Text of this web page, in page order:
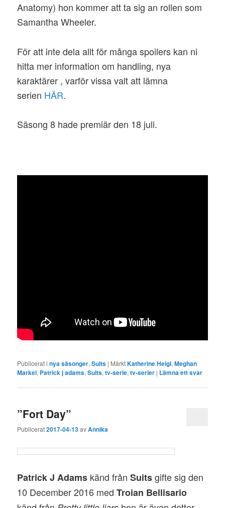
Anatomy) hon kommer att ta sig an rollen som
Samantha Wheeler.
För att inte dela allt för många spoilers kan ni
hitta mer information om handling, nya
karaktärer , varför vissa valt att lämna
serien HÄR.
Säsong 8 hade premiär den 18 juli.
Publicerat i nya säsonger,Suits | MärktKatherine Heigl,Meghan
Markel, Patrick j adams,Suits,tv-serie,tv-serier | Lämna ett svar
”Fort Day”
Publicerat2017-04-13avAnnika
Patrick J Adams känd frånSuitsgifte sig den
10 December 2016 medTroian Bellisario